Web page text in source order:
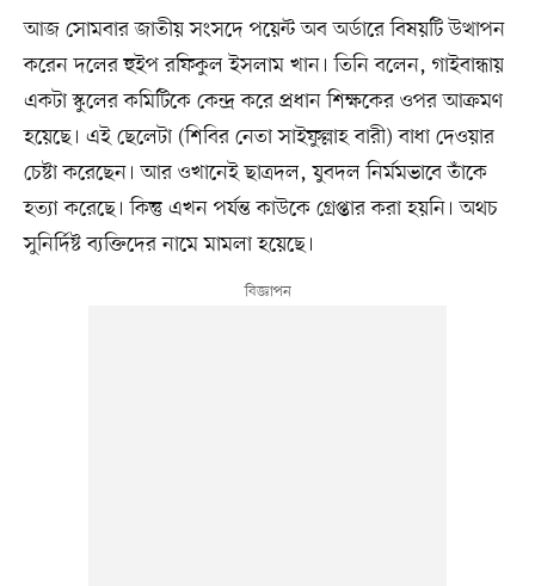
আজ সোমবার জাতীয় সংসদে পয়েন্ট অব অর্ডারে বিষয়টি উত্থাপন
করেন দলের হুইপ রফিকুল ইসলাম খান। তিনি বলেন, গাইবান্ধায়
একটা স্কুলের কমিটিকে কেন্দ্র করে প্রধান শিক্ষকের ওপর আক্রমণ
হয়েছে। এই ছেলেটা (শিবির নেতা সাইফুল্লাহ বারী) বাধা দেওয়ার
চেষ্টা করেছেন। আর ওখানেই ছাত্রদল, যুবদল নির্মমভাবে তাঁকে
হত্যা করেছে। কিন্তু এখন পর্যন্ত কাউকে গ্রেপ্তার করা হয়নি। অথচ
সুনির্দিষ্ট ব্যক্তিদের নামে মামলা হয়েছে।